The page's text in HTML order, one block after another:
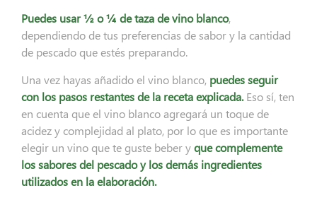
Puedes usar ½ o ¼ de taza de vino blanco,
dependiendo de tus preferencias de sabor y la cantidad
de pescado que estés preparando.
Una vez hayas añadido el vino blanco, puedes seguir
con los pasos restantes de la receta explicada.Eso sí, ten
en cuenta que el vino blanco agregará un toque de
acidez y complejidad al plato, por lo que es importante
elegir un vino que te guste beber yque complemente
los sabores del pescado y los demás ingredientes
utilizados en la elaboración.